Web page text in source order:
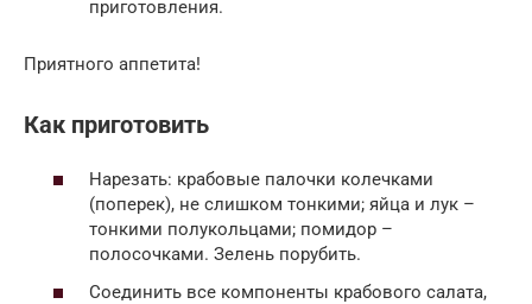
приготовления.
Приятного аппетита!
Как приготовить
Нарезать: крабовые палочки колечками
(поперек), не слишком тонкими; яйца и лук –
тонкими полукольцами; помидор –
полосочками. Зелень порубить.
Соединить все компоненты крабового салата,